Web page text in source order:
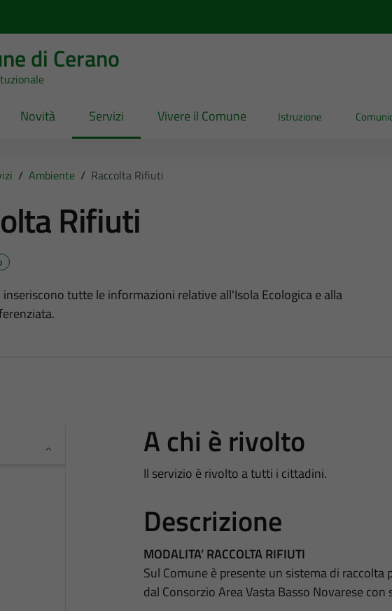
di Cerano
Novità Servizi Vivere il Comune Istruzione
/ Ambiente / Raccolta Rifiuti
Rifiuti
inseriscono tutte le informazioni relative all'Isola Ecologica e alla
A chi è rivolto
Il servizio è rivolto a tutti i cittadini.
Descrizione
MODALITA’ RACCOLTA RIFIUTI
Sul Comune è presente un sistema di
dal Consorzio Area Vasta Basso Novarese